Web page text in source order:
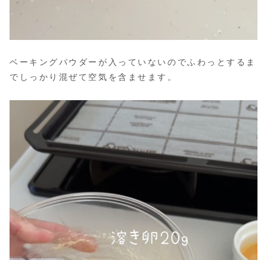
ベーキングパウダーが入っていないのでふわっとするま
でしっかり混ぜて空気を含ませます。